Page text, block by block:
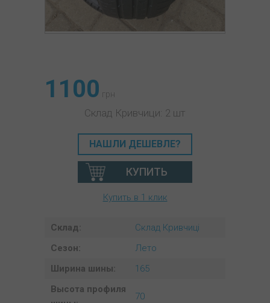
1100 грн
Склад Кривчици: 2 шт
НАШЛИ ДЕШЕВЛЕ?
КУПИТЬ
Купить в 1 клик
Склад:
Склад Кривчиці
Сезон:
Лето
Ширина шины:
165
Высота профиля
70